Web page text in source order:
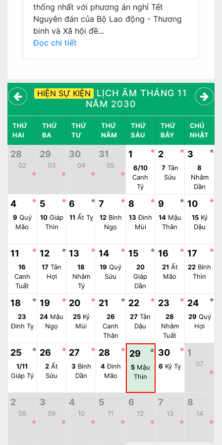
thống nhất với phương án nghỉ Tết
Nguyên đán của Bộ Lao động - Thương
binh và Xã hội đề...
Đọc chi tiết
HIỆN SỰ KIỆN
LỊCH ÂM THÁNG 11
NĂM 2030
THỨ
HAI
THỨ
BA
THỨ
TƯ
THỨ
NĂM
THỨ
SÁU
THỨ
BẢY
CHỦ
NHẬT
28
02
●
29
03
●
30
04
●
31
05
●
1 ☆
6/10
Canh
Tý
2 ☆
7Tân
Sửu
3 ☆
8
Nhâm
Dần
4 ☆
9 Quý
Mão
5 ☆
10Giáp
Thìn
6 ☆
11 Ất Tỵ
7 ☆
12Bính
Ngọ
8 ☆
13 Đinh
Mùi
9 ☆
14Mậu
Thân
10 ☆
15Kỷ
Dậu
11 ☆
16
Canh
Tuất
12 ☆
17 Tân
Hợi
13 ☆
18
Nhâm
Tý
14 ☆
19 Quý
Sửu
15 ☆
20
Giáp
Dần
16 ☆
21 Ất
Mão
17 ☆
22 Bính
Thìn
18 ☆
23
Đinh Tỵ
19 ☆
24 Mậu
Ngọ
20 ☆
25Kỷ
Mùi
21 ☆
26
Canh
Thân
22 ☆
27 Tân
Dậu
23 ☆
28
Nhâm
Tuất
24 ☆
29 Quý
Hợi
25 ☆
1/11
Giáp Tý
26 ☆
2 Ất
Sửu
27 ☆
3 Bính
Dần
28 ☆
4Đinh
Mão
29 ☆
5 Mậu
Thìn
30 ☆
6 Kỷ Tỵ
1
07
●
2
08
●
3
09
●
4
10
●
5
11
●
6
12
●
7
13
●
8
14
●